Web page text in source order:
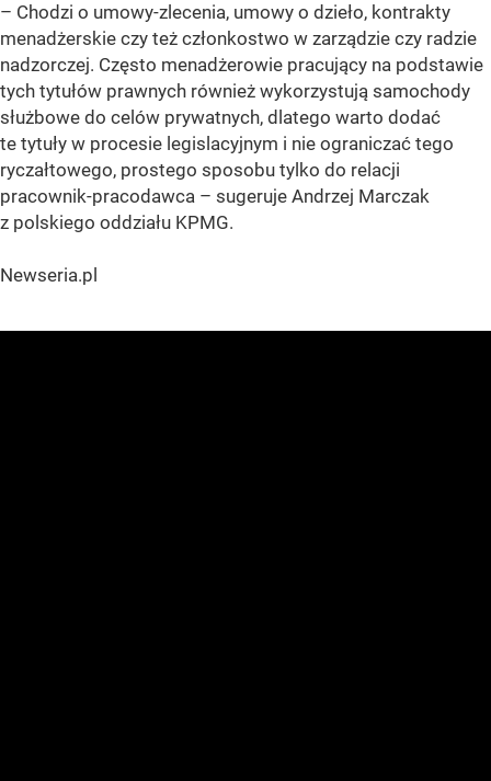
– Chodzi o umowy-zlecenia, umowy o dzieło, kontrakty
menadżerskie czy też członkostwo w zarządzie czy radzie
nadzorczej. Często menadżerowie pracujący na podstawie
tych tytułów prawnych również wykorzystują samochody
służbowe do celów prywatnych, dlatego warto dodać
te tytuły w procesie legislacyjnym i nie ograniczać tego
ryczałtowego, prostego sposobu tylko do relacji
pracownik-pracodawca – sugeruje Andrzej Marczak
z polskiego oddziału KPMG.
Newseria.pl